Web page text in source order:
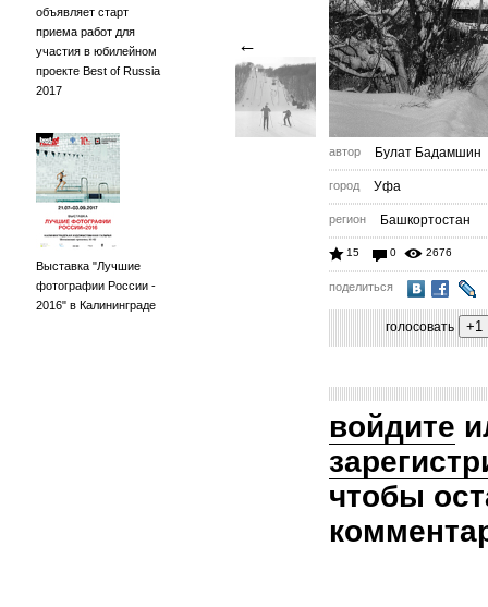
объявляет старт
приема работ для
участия в юбилейном
проекте Best of Russia
2017
Выставка "Лучшие
фотографии России -
2016" в Калининграде
←
автор Булат Бадамшин
город Уфа
регион Башкортостан
15 0 2676
поделиться
голосовать
войдите
чтобы